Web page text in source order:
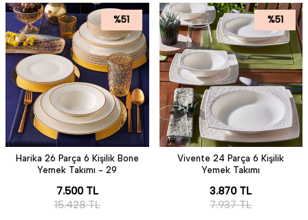
%51
Harika 26 Parça 6 Kişilik Bone
Yemek Takımı - 29
7.500TL
15.428TL
%51
Vivente 24 Parça 6 Kişilik
Yemek Takımı
3.870TL
7.937TL